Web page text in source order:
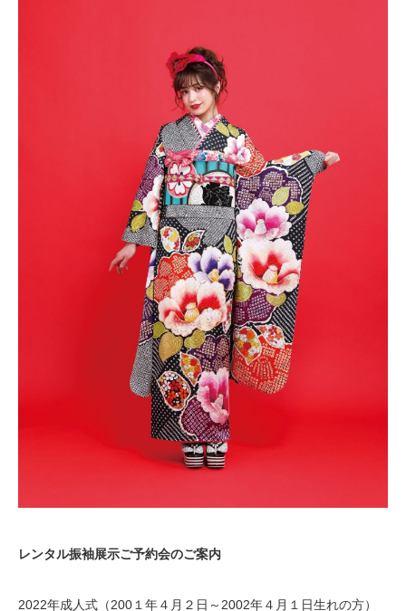
レンタル振袖展示ご予約会のご案内
2022年成人式（200１年４月２日～2002年４月１日生れの方）